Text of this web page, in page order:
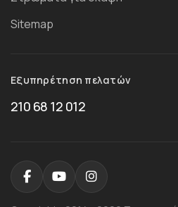
Sitemap
Εξυπηρέτηση πελατών
210 68 12 012